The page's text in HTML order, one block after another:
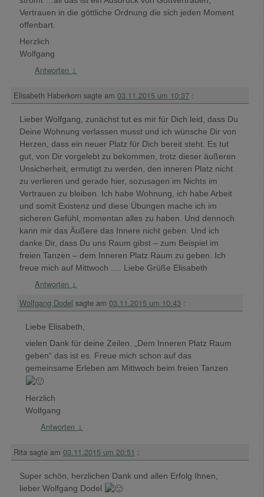
Vertrauen in die göttliche Ordnung die sich jeden Moment
offenbart.
Herzlich
Wolfgang
Antworten ↓
Elisabeth Haberkorn sagte am 03.11.2015 um 10:37 :
Lieber Wolfgang, zunächst tut es mir für Dich leid, dass Du
Deine Wohnung verlassen musst und ich wünsche Dir von
Herzen, dass ein neuer Platz für Dich bereit steht. Es tut
gut, von Dir vorgelebt zu bekommen, trotz dieser äußeren
Unsicherheit, ermutigt zu werden, den inneren Platz nicht
zu verlieren und gerade hier, sozusagen im Nichts im
Vertrauen zu bleiben. Ich habe Wohnung, ich habe Arbeit
und somit Existenz und diese Übungen mache ich im
sicheren Gefühl, momentan alles zu haben. Und dennoch
kann mir das Äußere das Innere nicht geben. Und ich
danke Dir, dass Du uns Raum gibst – zum Beispiel im
freien Tanzen – dem Inneren Platz Raum zu geben. Ich
freue mich auf Mittwoch …. Liebe Grüße Elisabeth
Antworten ↓
Wolfgang Dodel sagte am 03.11.2015 um 10:43 :
Liebe Elisabeth,
vielen Dank für deine Zeilen. „Dem Inneren Platz Raum
geben“ das ist es. Freue mich schon auf das
gemeinsame Erleben am Mittwoch beim freien Tanzen
Herzlich
Wolfgang
Antworten ↓
Rita sagte am 03.11.2015 um 20:51 :
Super schön, herzlichen Dank und allen Erfolg Ihnen,
lieber Wolfgang Dodel